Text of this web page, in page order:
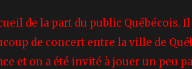
de la part du public Québécois.
de concert entre la ville de
et on a été invité à jouer un peu